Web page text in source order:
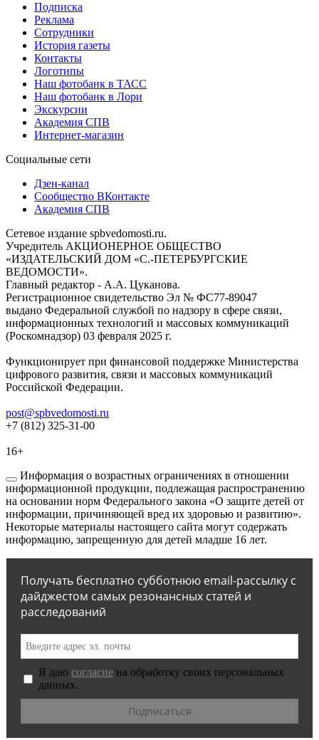
Подписка
Реклама
Сотрудники
История газеты
Контакты
Логотипы
Наш фотобанк в ТАСС
Наш фотобанк в Лори
Экскурсии
Академия СПВ
Интернет-магазин
Социальные сети
Дзен-канал
Сообщество ВКонтакте
Академия СПВ
Сетевое издание spbvedomosti.ru.
Учредитель АКЦИОНЕРНОЕ ОБЩЕСТВО
«ИЗДАТЕЛЬСКИЙ ДОМ «С.-ПЕТЕРБУРГСКИЕ
ВЕДОМОСТИ».
Главный редактор - А.А. Цуканова.
Регистрационное свидетельство Эл № ФС77-89047
выдано Федеральной службой по надзору в сфере связи,
информационных технологий и массовых коммуникаций
(Роскомнадзор) 03 февраля 2025 г.
Функционирует при финансовой поддержке Министерства
цифрового развития, связи и массовых коммуникаций
Российской Федерации.
post@spbvedomosti.ru
+7 (812) 325-31-00
16+
Информация о возрастных ограничениях в отношении
информационной продукции, подлежащая распространению
на основании норм Федерального закона «О защите детей от
информации, причиняющей вред их здоровью и развитию».
Некоторые материалы настоящего сайта могут содержать
информацию, запрещенную для детей младше 16 лет.
Получать бесплатно субботнюю email-рассылку с
дайджестом самых резонансных статей и
расследований
Я даю согласие на обработку своих персональных
данных.